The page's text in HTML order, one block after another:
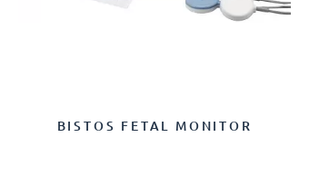
BISTOS FETAL MONITOR